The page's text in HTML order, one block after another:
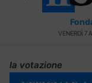
VENERDÌ 7
la votazione